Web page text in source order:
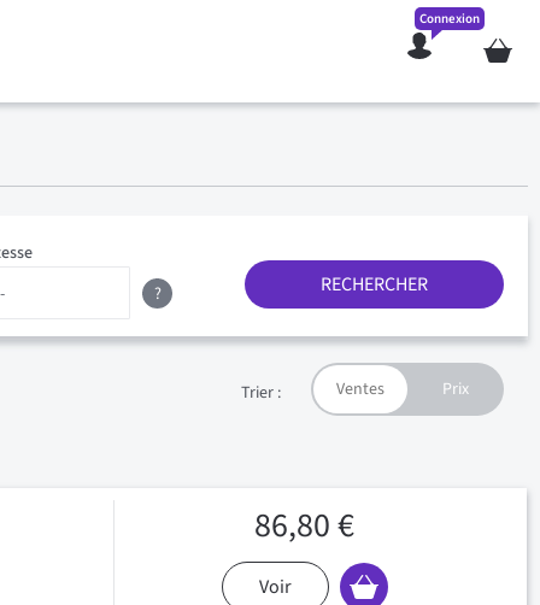
Mon
Connexion
?
RECHERCHER
Trier :
86,80 €
Voir